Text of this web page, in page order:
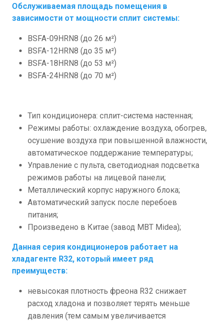
Обслуживаемая площадь помещения в
зависимости от мощности сплит системы:
BSFA-09HRN8 (до 26 м²)
BSFA-12HRN8 (до 35 м²)
BSFA-18HRN8 (до 53 м²)
BSFA-24HRN8 (до 70 м²)
Тип кондиционера: сплит-система настенная;
Режимы работы: охлаждение воздуха, обогрев,
осушение воздуха при повышенной влажности,
автоматическое поддержание температуры;
Управление с пульта, светодиодная подсветка
режимов работы на лицевой панели;
Металлический корпус наружного блока;
Автоматический запуск после перебоев
питания;
Произведено в Китае (завод MBT Midea);
Данная серия кондиционеров работает на
хладагенте R32, который имеет ряд
преимуществ:
невысокая плотность фреона R32 снижает
расход хладона и позволяет терять меньше
давления (тем самым увеличивается